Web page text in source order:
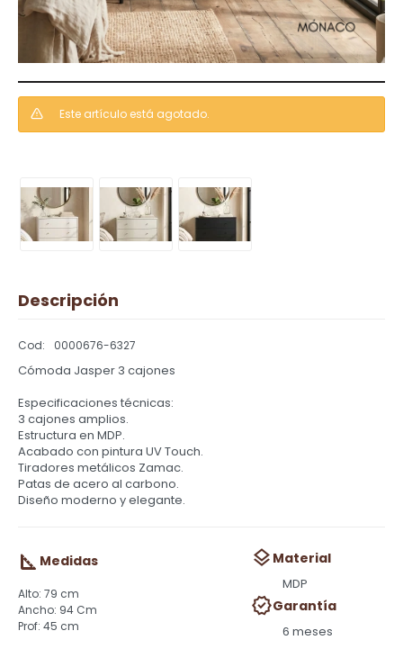
Este artículo está agotado.
Descripción
0000676-6327
Cómoda Jasper 3 cajones
Especificaciones técnicas:
3 cajones amplios.
Estructura en MDP.
Acabado con pintura UV Touch.
Tiradores metálicos Zamac.
Patas de acero al carbono.
Diseño moderno y elegante.
Medidas
79 cm
94 Cm
45 cm
Material
MDP
Garantía
6 meses